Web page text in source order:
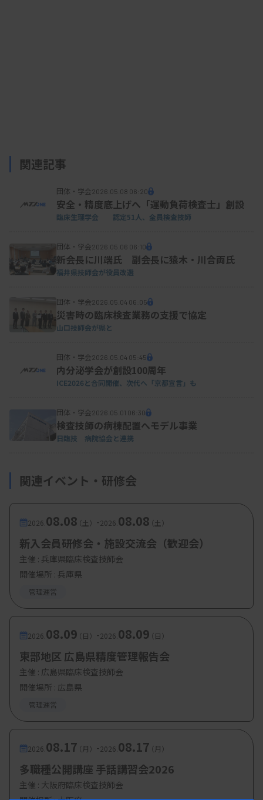
関連記事
団体・学会2026.05.08 06:20
安全・精度底上げへ「運動負荷検査士」創設
臨床生理学会 認定51人、全員検査技師
団体・学会2026.05.06 06:10
新会長に川端氏 副会長に猿木・川合両氏
福井県技師会が役員改選
団体・学会2026.05.04 06:05
災害時の臨床検査業務の支援で協定
山口技師会が県と
団体・学会2026.05.04 05:45
内分泌学会が創設100周年
ICE2026と合同開催、次代へ「京都宣言」も
団体・学会2026.05.01 06:30
検査技師の病棟配置へモデル事業
日臨技 病院協会と連携
関連イベント・研修会
2026. 08.08（土） -2026. 08.08（土）
新入会員研修会・施設交流会（歓迎会）
主催 : 兵庫県臨床検査技師会
開催場所 : 兵庫県
管理運営
2026. 08.09（日） -2026. 08.09（日）
東部地区 広島県精度管理報告会
主催 : 広島県臨床検査技師会
開催場所 : 広島県
管理運営
2026. 08.17（月） -2026. 08.17（月）
多職種公開講座 手話講習会2026
主催 : 大阪府臨床検査技師会